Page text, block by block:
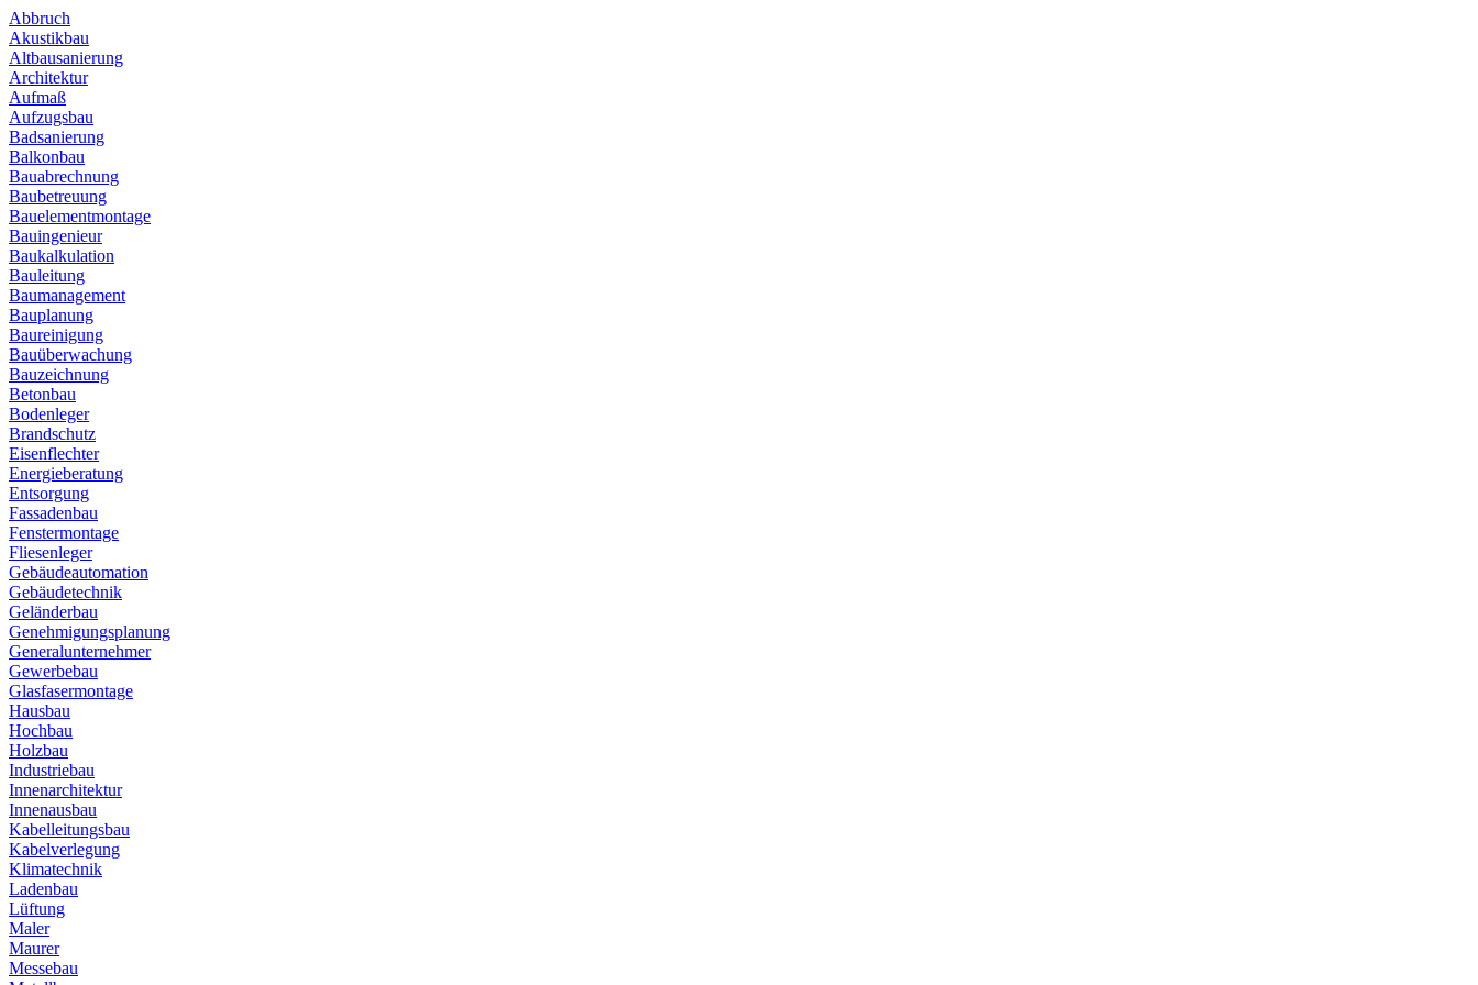
Abbruch
Akustikbau
Altbausanierung
Architektur
Aufmaß
Aufzugsbau
Badsanierung
Balkonbau
Bauabrechnung
Baubetreuung
Bauelementmontage
Bauingenieur
Baukalkulation
Bauleitung
Baumanagement
Bauplanung
Baureinigung
Bauüberwachung
Bauzeichnung
Betonbau
Bodenleger
Brandschutz
Eisenflechter
Energieberatung
Entsorgung
Fassadenbau
Fenstermontage
Fliesenleger
Gebäudeautomation
Gebäudetechnik
Geländerbau
Genehmigungsplanung
Generalunternehmer
Gewerbebau
Glasfasermontage
Hausbau
Hochbau
Holzbau
Industriebau
Innenarchitektur
Innenausbau
Kabelleitungsbau
Kabelverlegung
Klimatechnik
Ladenbau
Lüftung
Maler
Maurer
Messebau